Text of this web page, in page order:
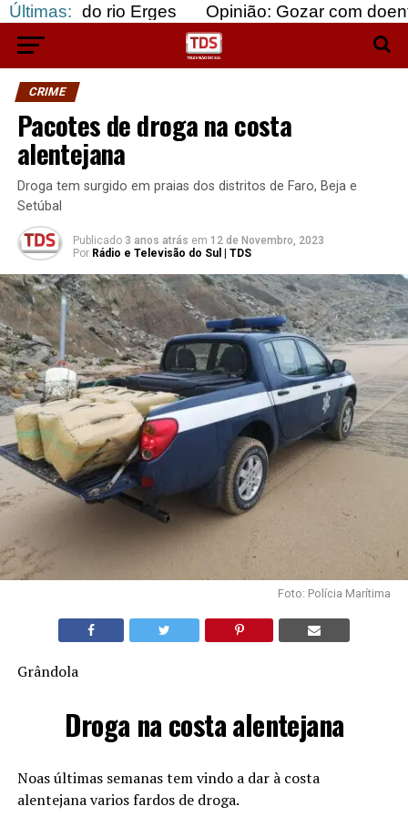
Últimas:
Erges Opinião: Gozar com doentes e
CRIME
Pacotes de droga na costa
alentejana
Droga tem surgido em praias dos distritos de Faro, Beja e
Setúbal
Publicado 3 anos atrás em 12 de Novembro, 2023
Por Rádio e Televisão do Sul | TDS
Foto: Polícia Marítima
Grândola
Droga na costa alentejana
Noas últimas semanas tem vindo a dar à costa
alentejana varios fardos de droga.